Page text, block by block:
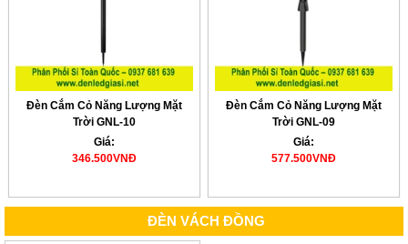
Đèn Cắm Cỏ Năng Lượng Mặt
Trời GNL-10
Giá:
346.500VNĐ
Đèn Cắm Cỏ Năng Lượng Mặt
Trời GNL-09
Giá:
577.500VNĐ
ĐÈN VÁCH ĐỒNG